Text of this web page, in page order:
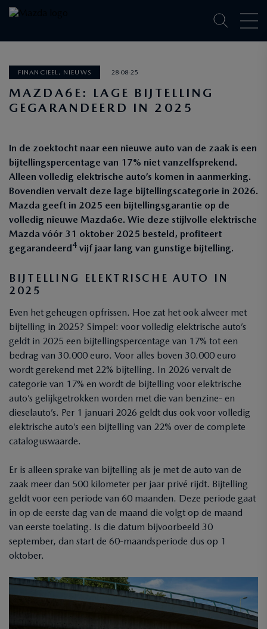
FINANCIEEL, NIEUWS 28-08-25
MAZDA6E: LAGE BIJTELLING
GEGARANDEERD IN 2025
In de zoektocht naar een nieuwe auto van de zaak is een
bijtellingspercentage van 17% niet vanzelfsprekend.
Alleen volledig elektrische auto’s komen in aanmerking.
Bovendien vervalt deze lage bijtellingscategorie in 2026.
Mazda geeft in 2025 een bijtellingsgarantie op de
volledig nieuwe Mazda6e. Wie deze stijlvolle elektrische
Mazda vóór 31 oktober 2025 besteld, profiteert
gegarandeerd4 vijf jaar lang van gunstige bijtelling.
BIJTELLING ELEKTRISCHE AUTO IN
2025
Even het geheugen opfrissen. Hoe zat het ook alweer met
bijtelling in 2025? Simpel: voor volledig elektrische auto’s
geldt in 2025 een bijtellingspercentage van 17% tot een
bedrag van 30.000 euro. Voor alles boven 30.000 euro
wordt gerekend met 22% bijtelling. In 2026 vervalt de
categorie van 17% en wordt de bijtelling voor elektrische
auto’s gelijkgetrokken worden met die van benzine- en
dieselauto’s. Per 1 januari 2026 geldt dus ook voor volledig
elektrische auto’s een bijtelling van 22% over de complete
cataloguswaarde.
Er is alleen sprake van bijtelling als je met de auto van de
zaak meer dan 500 kilometer per jaar privé rijdt. Bijtelling
geldt voor een periode van 60 maanden. Deze periode gaat
in op de eerste dag van de maand die volgt op de maand
van eerste toelating. Is die datum bijvoorbeeld 30
september, dan start de 60-maandsperiode dus op 1
oktober.